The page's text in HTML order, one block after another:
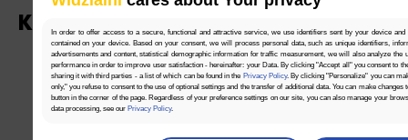
In order to offer access to a secure, functional and attractive service, we use identifiers sent by your device
contained on your device. Based on your consent, we will process personal data, such as unique identifiers,
advertisements and content, statistical demographic information for traffic measurement, we will also analyze the
performance in order to improve user satisfaction - hereinafter: your Data. By clicking "Accept all" you consent to
sharing it with third parties - a list of which can be found in the Privacy Policy. By clicking "Personalize" you can
only," you refuse to consent to the use of optional settings and the transfer of additional data. You can make
button in the corner of the page. Regardless of your preference settings on our site, you can also manage your
data processing, see our Privacy Policy.
Kategorie
Dobre Rady
Inne